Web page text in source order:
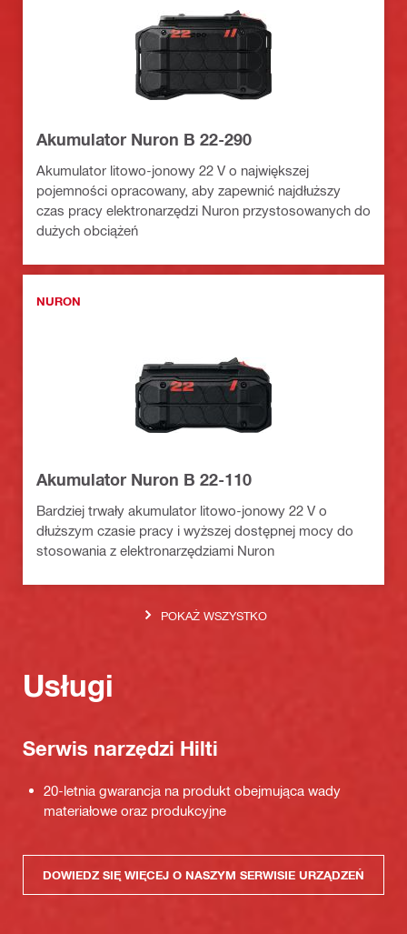
Akumulator Nuron B 22-290
Akumulator litowo-jonowy 22 V o największej
pojemności opracowany, aby zapewnić najdłuższy
czas pracy elektronarzędzi Nuron przystosowanych do
dużych obciążeń
NURON
Akumulator Nuron B 22-110
Bardziej trwały akumulator litowo-jonowy 22 V o
dłuższym czasie pracy i wyższej dostępnej mocy do
stosowania z elektronarzędziami Nuron
POKAŻ WSZYSTKO
Usługi
Serwis narzędzi Hilti
20-letnia gwarancja na produkt obejmująca wady
materiałowe oraz produkcyjne
DOWIEDZ SIĘ WIĘCEJ O NASZYM SERWISIE URZĄDZEŃ